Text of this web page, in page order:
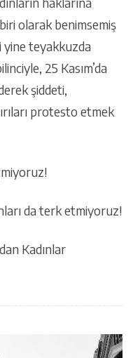
olarak benimsemiş
yine teyakkuzda
25 Kasım’da
şiddeti,
protesto etmek
da terk etmiyoruz!
Kadınlar